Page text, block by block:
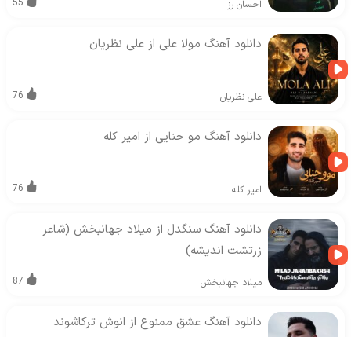
احسان رز 55
دانلود آهنگ مولا علی از علی نظریان
علی نظریان 76
دانلود آهنگ مو حنایی از امیر کله
امیر کله 76
دانلود آهنگ سنگدل از میلاد جهانبخش (شاعر
زرتشت اندیشه)
میلاد جهانبخش 87
دانلود آهنگ عشق ممنوع از انوش ترکاشوند